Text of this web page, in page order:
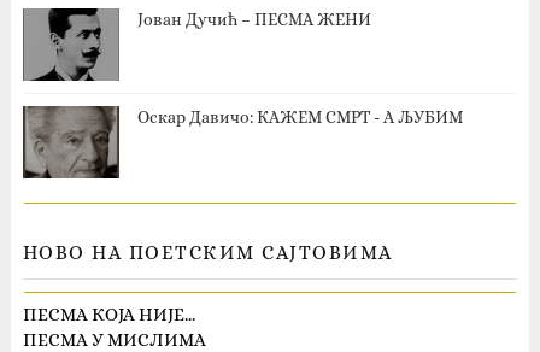
Јован Дучић – ПЕСМА ЖЕНИ
Оскар Давичо‎: КАЖЕМ СМРТ - А ЉУБИМ
НОВО НА ПОЕТСКИМ САЈТОВИМА
ПЕСМА КОЈА НИЈЕ…
ПЕСМА У МИСЛИМА